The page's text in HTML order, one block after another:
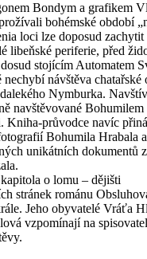
Bondym a grafikem
bohémské období
loci lze doposud
libeňské periferie, před
stojícím Automatem
nechybí návštěva chatařské
Nymburka.
navštěvované
Kniha-průvodce navíc
Bohumila Hrabala
unikátních dokumentů
o lomu – dějišti
stránek románu
Jeho obyvatelé Vráťa
vzpomínají na